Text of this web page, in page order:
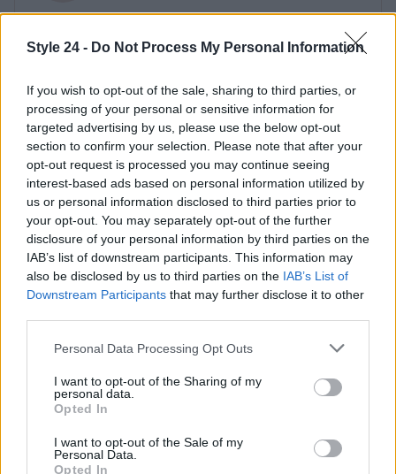
Style 24 - Do Not Process My Personal Information
If you wish to opt-out of the sale, sharing to third parties, or
processing of your personal or sensitive information for
targeted advertising by us, please use the below opt-out
section to confirm your selection. Please note that after your
opt-out request is processed you may continue seeing
interest-based ads based on personal information utilized by
us or personal information disclosed to third parties prior to
your opt-out. You may separately opt-out of the further
disclosure of your personal information by third parties on the
IAB’s list of downstream participants. This information may
also be disclosed by us to third parties on the IAB’s List of
Downstream Participants that may further disclose it to other
Please note that this website/app uses one or more Google
not limited to your visit or usage behaviour. You may click to
grant or deny consent to Google and its third-party tags to
use your data for below specified purposes in below Google
consent section.
Personal Data Processing Opt Outs
I want to opt-out of the Sharing of my
personal data.
Opted In
I want to opt-out of the Sale of my
Personal Data.
Opted In